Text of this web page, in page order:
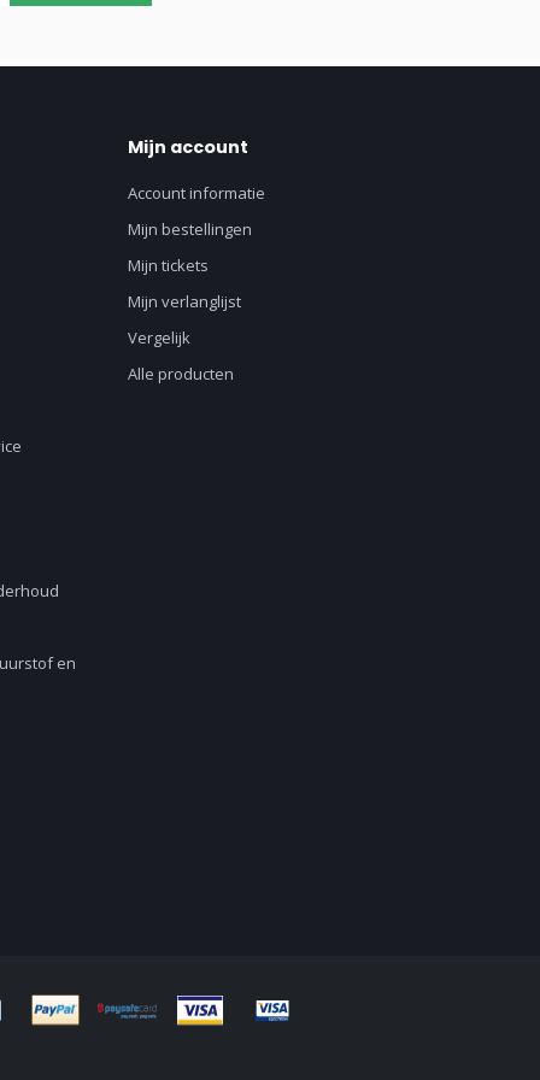
en
Mijn account
Account informatie
Mijn bestellingen
Mijn tickets
Mijn verlanglijst
Vergelijk
Alle producten